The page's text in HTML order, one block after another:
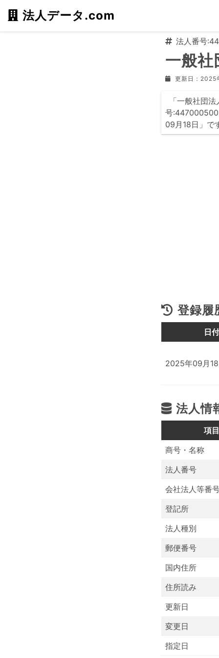
法人データ.com
法人番号
一般
更新日：2025
「一般社団
号
09月18日」で
登録履
日付
2025年09月
法人情
項目
商号・名称
法人番号
会社法人等番
登記所
法人種別
郵便番号
国内住所
住所読み
更新日
変更日
指定日